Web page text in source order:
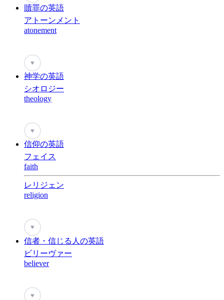
贖罪の英語
アトーンメント
atonement
♥
神学の英語
シオロジー
theology
♥
信仰の英語
フェイス
faith
レリジェン
religion
♥
信者・信じる人の英語
ビリーヴァー
believer
♥